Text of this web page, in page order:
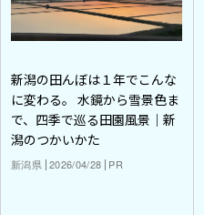
新潟の田んぼは１年でこんな
に変わる。 水鏡から雪景色ま
で、四季で巡る田園風景｜新
潟のつかいかた
新潟県 2026/04/28 PR